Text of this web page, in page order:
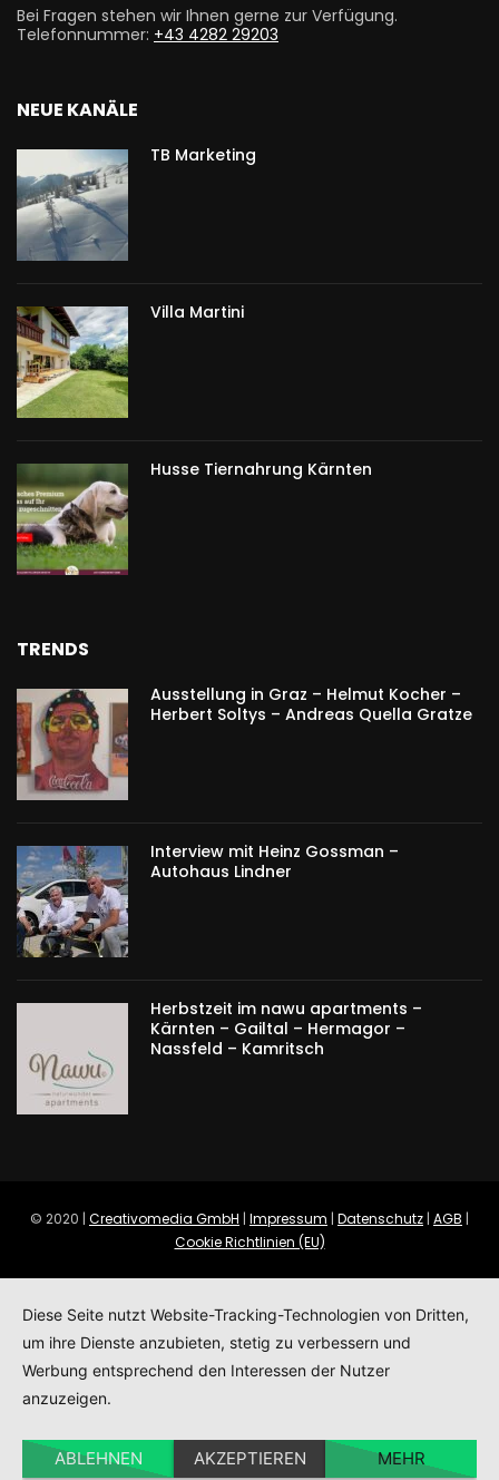
Bei Fragen stehen wir Ihnen gerne zur Verfügung.
Telefonnummer: +43 4282 29203
NEUE KANÄLE
TB Marketing
Villa Martini
Husse Tiernahrung Kärnten
TRENDS
Ausstellung in Graz – Helmut Kocher –
Herbert Soltys – Andreas Quella Gratze
Interview mit Heinz Gossman –
Autohaus Lindner
Herbstzeit im nawu apartments –
Kärnten – Gailtal – Hermagor –
Nassfeld – Kamritsch
© 2020 | Creativomedia GmbH | Impressum | Datenschutz | AGB |
Cookie Richtlinien (EU)
Diese Seite nutzt Website-Tracking-Technologien von Dritten,
um ihre Dienste anzubieten, stetig zu verbessern und
Werbung entsprechend den Interessen der Nutzer
anzuzeigen.
ABLEHNEN AKZEPTIEREN MEHR